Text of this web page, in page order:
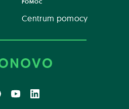
POMOC
Centrum pomocy